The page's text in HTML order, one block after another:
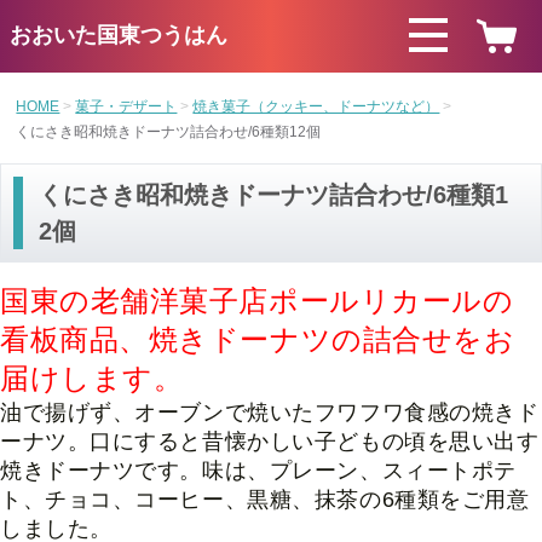
おおいた国東つうはん
HOME 菓子・デザート
焼き菓子（クッキー、ドーナツなど）
くにさき昭和焼きドーナツ詰合わせ/6種類12個
くにさき昭和焼きドーナツ詰合わせ/6種類1
2個
国東の老舗洋菓子店ポールリカールの
看板商品、焼きドーナツの詰合せをお
届けします。
油で揚げず、オーブンで焼いたフワフワ食感の焼きド
ーナツ。 口にすると昔懐かしい子どもの頃を思い出す
焼きドーナツです。味は、プレーン、スィートポテ
ト、チョコ、コーヒー、黒糖、抹茶の6種類をご用意
しました。